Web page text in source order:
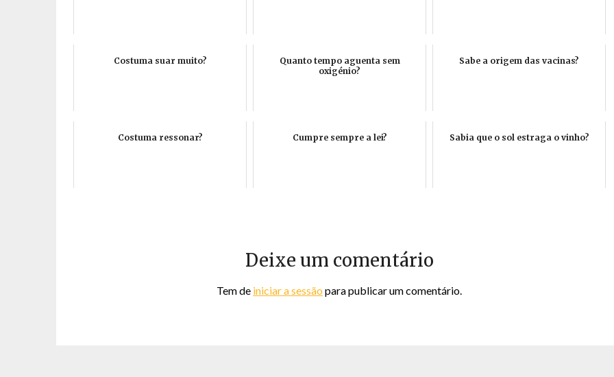
Costuma suar muito?
Quanto tempo aguenta sem
oxigénio?
Sabe a origem das vacinas?
Costuma ressonar? Cumpre sempre a lei? Sabia que o sol estraga o vinho?
Deixe um comentário
Tem de iniciar a sessão para publicar um comentário.